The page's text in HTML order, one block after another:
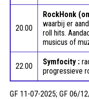
20.00
RockHonk
waarbij er
roll hits.
musicus of
22.00 Symfocity :
progressieve
GF 11-07-2025; GF 06/